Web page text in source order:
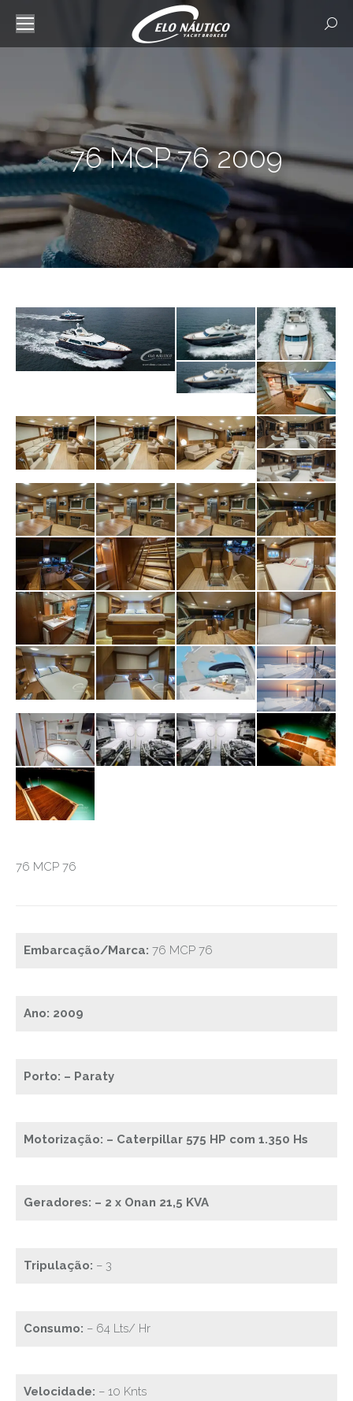
76 MCP 76 2009
76 MCP 76
Embarcação/Marca: 76 MCP 76
Ano: 2009
Porto: – Paraty
Motorização: – Caterpillar 575 HP com 1.350 Hs
Geradores: – 2 x Onan 21,5 KVA
Tripulação: – 3
Consumo: – 64 Lts/ Hr
Velocidade: – 10 Knts